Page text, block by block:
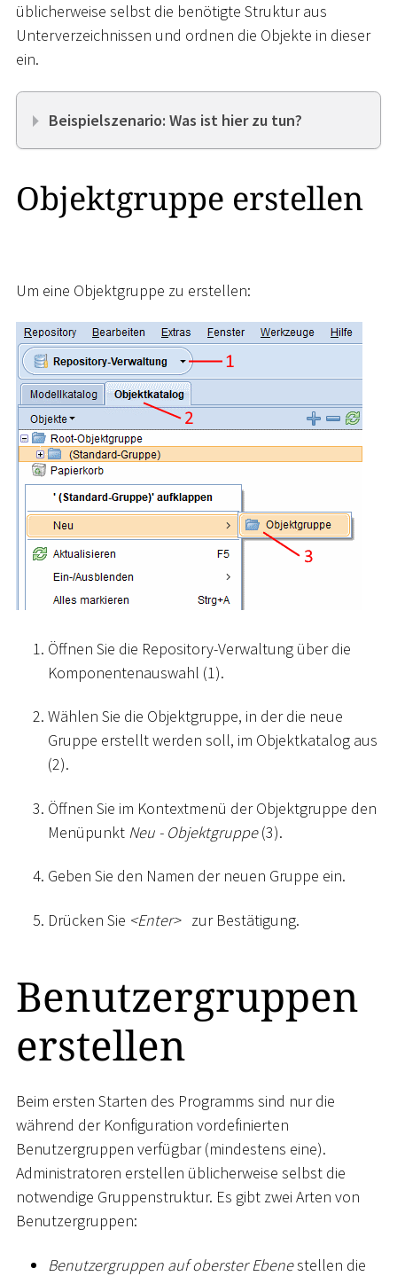
üblicherweise selbst die benötigte Struktur aus
Unterverzeichnissen und ordnen die Objekte in dieser
ein.
Beispielszenario: Was ist hier zu tun?
Objektgruppe erstellen
Um eine Objektgruppe zu erstellen:
Öffnen Sie die Repository-Verwaltung über die
Komponentenauswahl (1).
Wählen Sie die Objektgruppe, in der die neue
Gruppe erstellt werden soll, im Objektkatalog aus
(2).
Öffnen Sie im Kontextmenü der Objektgruppe den
Menüpunkt Neu - Objektgruppe(3).
Geben Sie den Namen der neuen Gruppe ein.
Drücken Sie <Enter> zur Bestätigung.
Benutzergruppen
erstellen
Beim ersten Starten des Programms sind nur die
während der Konfiguration vordefinierten
Benutzergruppen verfügbar (mindestens eine).
Administratoren erstellen üblicherweise selbst die
notwendige Gruppenstruktur. Es gibt zwei Arten von
Benutzergruppen:
Benutzergruppen auf oberster Ebenestellen die